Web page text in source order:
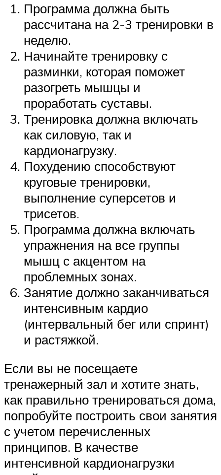
Программа должна быть
рассчитана на 2-3 тренировки в
неделю.
Начинайте тренировку с
разминки, которая поможет
разогреть мышцы и
проработать суставы.
Тренировка должна включать
как силовую, так и
кардионагрузку.
Похудению способствуют
круговые тренировки,
выполнение суперсетов и
трисетов.
Программа должна включать
упражнения на все группы
мышц с акцентом на
проблемных зонах.
Занятие должно заканчиваться
интенсивным кардио
(интервальный бег или спринт)
и растяжкой.
Если вы не посещаете
тренажерный зал и хотите знать,
как правильно тренироваться дома,
попробуйте построить свои занятия
с учетом перечисленных
принципов. В качестве
интенсивной кардионагрузки